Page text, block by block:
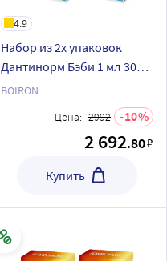
4.9
Набор из 2х упаковок
Дантинорм Бэби 1 мл 30
шт. при прорезывании
BOIRON
Цена: 2992 10
2 692.80₽
Купить